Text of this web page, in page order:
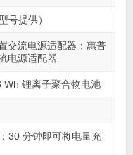
号提供）
交流电源适配器；惠普
电源适配器
Wh 锂离子聚合物电池
30 分钟即可将电量充